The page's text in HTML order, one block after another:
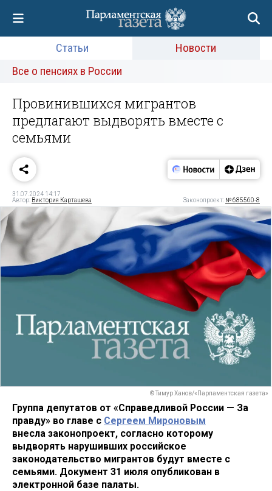
Статьи
Новости
Все о пенсиях в России
Провинившихся мигрантов
предлагают выдворять вместе с
семьями
31.07.2024 14:17
Автор: Виктория Карташева Законопроект: № 685560-8
© Тимур Ханов/«Парламентская газета»
Группа депутатов от «Справедливой России — За
правду» во главе с Сергеем Мироновым
внесла законопроект, согласно которому
выдворять нарушивших российское
законодательство мигрантов будут вместе с
семьями. Документ 31 июля опубликован в
электронной базе палаты.